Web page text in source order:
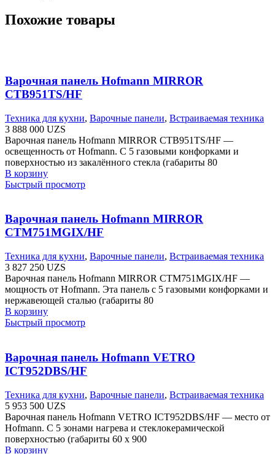
Похожие товары
Варочная панель Hofmann MIRROR
CTB951TS/HF
Техника для кухни, Варочные панели, Встраиваемая техника
3 888 000 UZS
Варочная панель Hofmann MIRROR CTB951TS/HF —
освещенность от Hofmann. С 5 газовыми конфорками и
поверхностью из закалённого стекла (габариты 80
В корзину
Быстрый просмотр
Варочная панель Hofmann MIRROR
CTM751MGIX/HF
Техника для кухни, Варочные панели, Встраиваемая техника
3 827 250 UZS
Варочная панель Hofmann MIRROR CTM751MGIX/HF —
мощность от Hofmann. Эта панель с 5 газовыми конфорками и
нержавеющей сталью (габариты 80
В корзину
Быстрый просмотр
Варочная панель Hofmann VETRO
ICT952DBS/HF
Техника для кухни, Варочные панели, Встраиваемая техника
5 953 500 UZS
Варочная панель Hofmann VETRO ICT952DBS/HF — место от
Hofmann. С 5 зонами нагрева и стеклокерамической
поверхностью (габариты 60 х 900
В корзину